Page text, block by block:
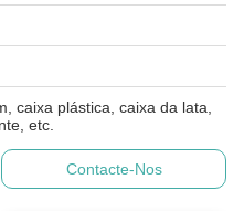
caixa plástica, caixa da lata,
etc.
Contacte-Nos